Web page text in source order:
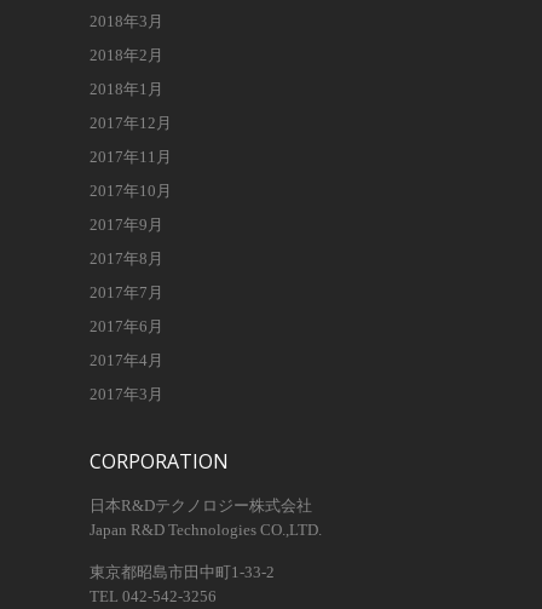
2018年3月
2018年2月
2018年1月
2017年12月
2017年11月
2017年10月
2017年9月
2017年8月
2017年7月
2017年6月
2017年4月
2017年3月
CORPORATION
日本R&Dテクノロジー株式会社
Japan R&D Technologies CO.,LTD.
東京都昭島市田中町1-33-2
TEL 042-542-3256